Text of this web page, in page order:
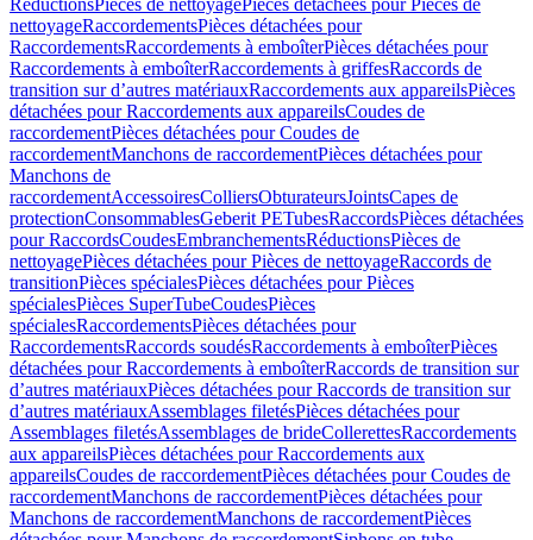
RéductionsPièces de nettoyagePièces détachées pour Pièces de
nettoyageRaccordementsPièces détachées pour
RaccordementsRaccordements à emboîterPièces détachées pour
Raccordements à emboîterRaccordements à griffesRaccords de
transition sur d’autres matériauxRaccordements aux appareilsPièces
détachées pour Raccordements aux appareilsCoudes de
raccordementPièces détachées pour Coudes de
raccordementManchons de raccordementPièces détachées pour
Manchons de
raccordementAccessoiresColliersObturateursJointsCapes de
protectionConsommablesGeberit PETubesRaccordsPièces détachées
pour RaccordsCoudesEmbranchementsRéductionsPièces de
nettoyagePièces détachées pour Pièces de nettoyageRaccords de
transitionPièces spécialesPièces détachées pour Pièces
spécialesPièces SuperTubeCoudesPièces
spécialesRaccordementsPièces détachées pour
RaccordementsRaccords soudésRaccordements à emboîterPièces
détachées pour Raccordements à emboîterRaccords de transition sur
d’autres matériauxPièces détachées pour Raccords de transition sur
d’autres matériauxAssemblages filetésPièces détachées pour
Assemblages filetésAssemblages de brideCollerettesRaccordements
aux appareilsPièces détachées pour Raccordements aux
appareilsCoudes de raccordementPièces détachées pour Coudes de
raccordementManchons de raccordementPièces détachées pour
Manchons de raccordementManchons de raccordementPièces